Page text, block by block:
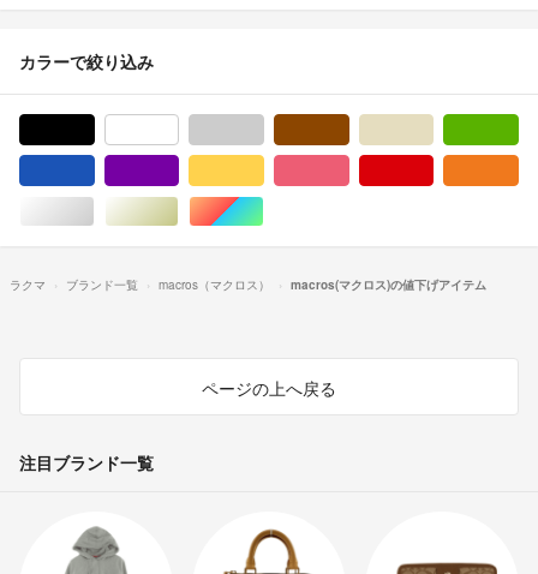
カラーで絞り込み
シルバー/銀色系ゴールド/金色系マルチカラー
ラクマ ブランド一覧 macros（マクロス） macros(マクロス)の値下げアイテム
ページの上へ戻る
注目ブランド一覧